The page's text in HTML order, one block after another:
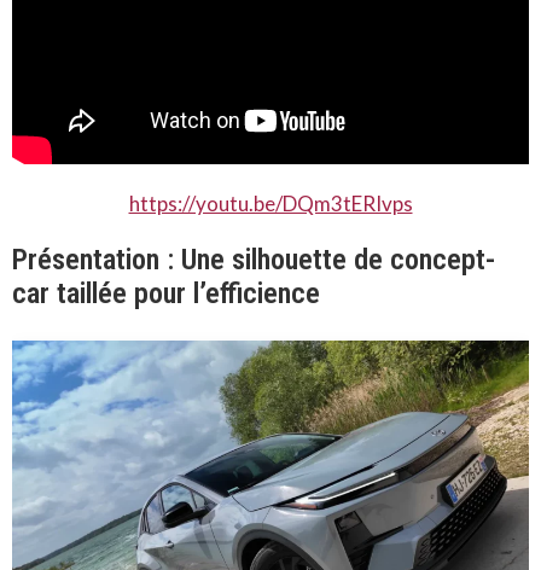
https://youtu.be/DQm3tERIvps
Présentation : Une silhouette de concept-
car taillée pour l’efficience